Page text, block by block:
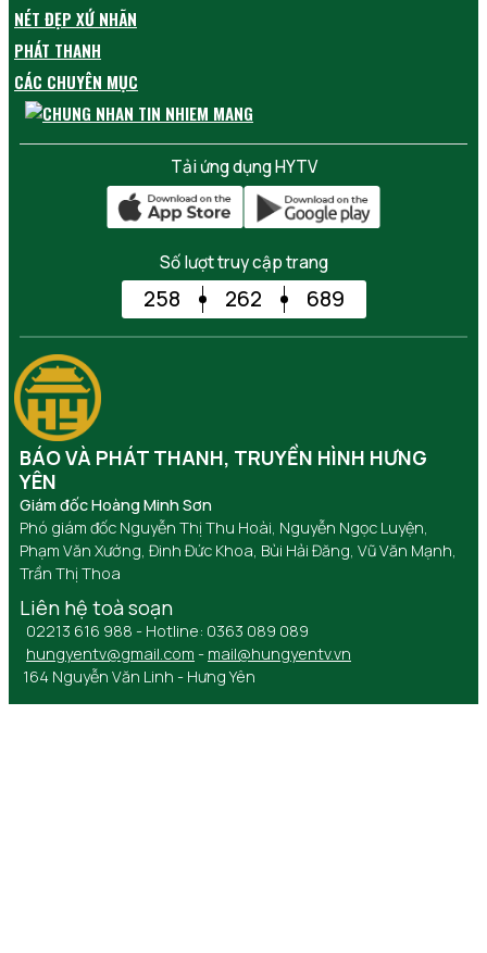
NÉT ĐẸP XỨ NHÃN
PHÁT THANH
CÁC CHUYÊN MỤC
Tải ứng dụng HYTV
Số lượt truy cập trang
258 262 689
BÁO VÀ PHÁT THANH, TRUYỀN HÌNH HƯNG
YÊN
Giám đốc Hoàng Minh Sơn
Phó giám đốc Nguyễn Thị Thu Hoài, Nguyễn Ngọc Luyện,
Phạm Văn Xướng, Đinh Đức Khoa, Bùi Hải Đăng, Vũ Văn Mạnh,
Trần Thị Thoa
Liên hệ toà soạn
02213 616 988 - Hotline: 0363 089 089
hungyentv@gmail.com - mail@hungyentv.vn
164 Nguyễn Văn Linh - Hưng Yên